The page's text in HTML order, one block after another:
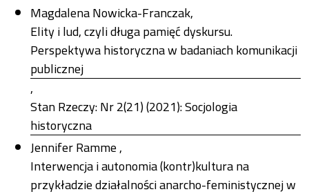
Magdalena Nowicka-Franczak,
Elity i lud, czyli długa pamięć dyskursu.
Perspektywa historyczna w badaniach komunikacji
publicznej
,
Stan Rzeczy: Nr 2(21) (2021): Socjologia
historyczna
Jennifer Ramme ,
Interwencja i autonomia (kontr)kultura na
przykładzie działalności anarcho-feministycznej w